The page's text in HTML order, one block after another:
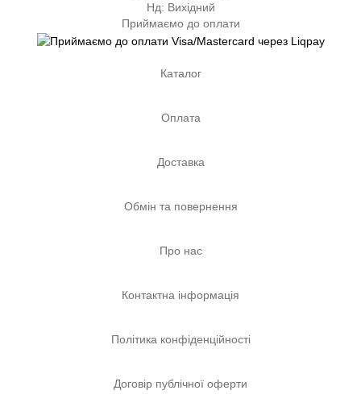
Нд: Вихідний
Приймаємо до оплати
Каталог
Оплата
Доставка
Обмін та повернення
Про нас
Контактна інформація
Політика конфіденційності
Договір публічної оферти